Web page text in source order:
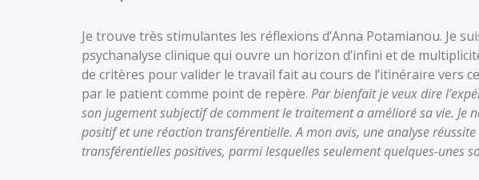
Je trouve très stimulantes les réflexions d’Anna Potamianou. Je
psychanalyse clinique qui ouvre un horizon d’infini et de
de critères pour valider le travail fait au cours de l’itinéraire vers
par le patient comme point de repère. Par bienfait je veux dire
son jugement subjectif de comment le traitement a amélioré sa vie. Je
positif et une réaction transférentielle. A mon avis, une analyse
transférentielles positives, parmi lesquelles seulement quelques-unes